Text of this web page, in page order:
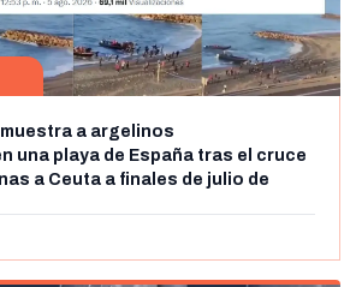
a argelinos
una playa de España tras el cruce
a Ceuta a finales de julio de